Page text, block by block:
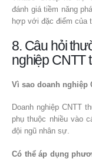
đánh giá tiềm năng
hợp với đặc điểm của
8. Câu hỏi
nghiệp CNTT
Vì sao doanh nghiệp
Doanh nghiệp CNTT
phụ thuộc nhiều vào
đội ngũ nhân sự.
Có thể áp dụng